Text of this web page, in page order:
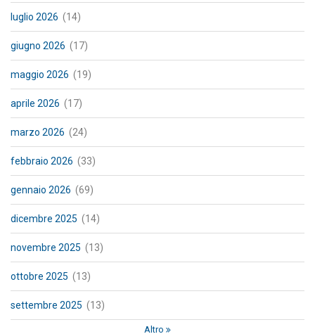
luglio 2026 (14)
giugno 2026 (17)
maggio 2026 (19)
aprile 2026 (17)
marzo 2026 (24)
febbraio 2026 (33)
gennaio 2026 (69)
dicembre 2025 (14)
novembre 2025 (13)
ottobre 2025 (13)
settembre 2025 (13)
Altro